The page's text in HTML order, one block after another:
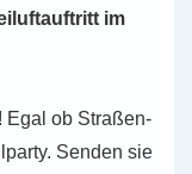
im
Egal ob Stra­ßen­
Senden sie